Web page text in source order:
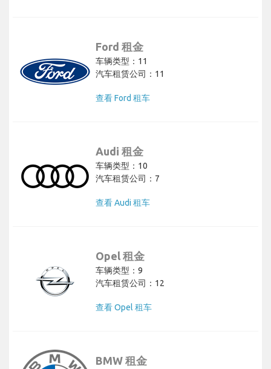
Ford 租金
车辆类型：11
汽车租赁公司：11
查看 Ford 租车
Audi 租金
车辆类型：10
汽车租赁公司：7
查看 Audi 租车
Opel 租金
车辆类型：9
汽车租赁公司：12
查看 Opel 租车
BMW 租金